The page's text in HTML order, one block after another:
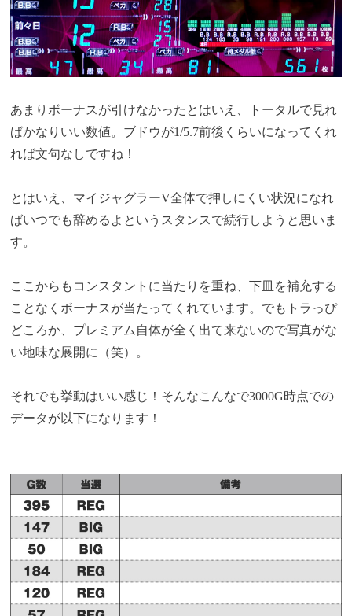
あまりボーナスが引けなかったとはいえ、トータルで見れ
ばかなりいい数値。ブドウが1/5.7前後くらいになってくれ
れば文句なしですね！
とはいえ、マイジャグラーV全体で押しにくい状況になれ
ばいつでも辞めるよというスタンスで続行しようと思いま
す。
ここからもコンスタントに当たりを重ね、下皿を補充する
ことなくボーナスが当たってくれています。でもトラっぴ
どころか、プレミアム自体が全く出て来ないので写真がな
い地味な展開に（笑）。
それでも挙動はいい感じ！そんなこんなで3000G時点での
データが以下になります！